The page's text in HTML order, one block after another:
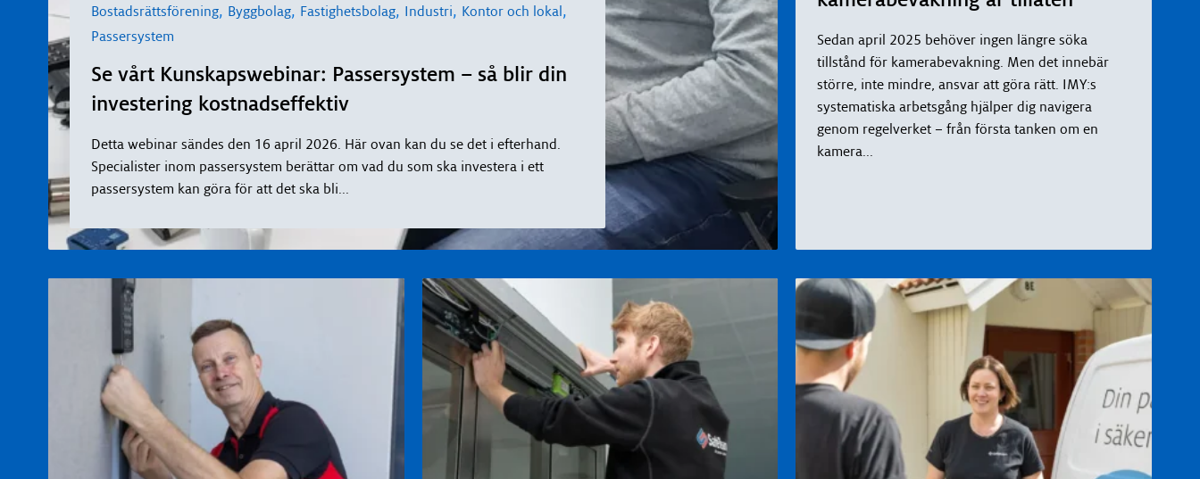
Bostadsrättsförening, Byggbolag, Fastighetsbolag, Industri, Kontor och lokal,
Passersystem
Se vårt Kunskapswebinar: Passersystem – så blir din
investering kostnadseffektiv
Detta webinar sändes den 16 april 2026. Här ovan kan du se det i efterhand.
Specialister inom passersystem berättar om vad du som ska investera i ett
passersystem kan göra för att det ska bli...
Sedan april 2025 behöver ingen längre söka
tillstånd för kamerabevakning. Men det innebär
större, inte mindre, ansvar att göra rätt. IMY:s
systematiska arbetsgång hjälper dig navigera
genom regelverket – från första tanken om en
kamera...